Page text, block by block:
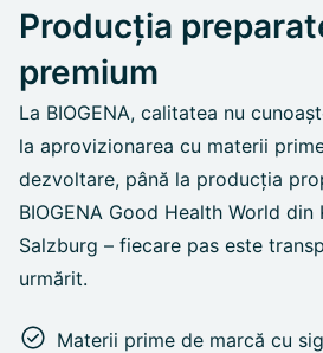
Producția
premium
La BIOGENA, calitatea nu
la aprovizionarea cu materii
dezvoltare, până la producția
BIOGENA Good Health World din
Salzburg – fiecare pas este
urmărit.
Materii prime de marcă cu